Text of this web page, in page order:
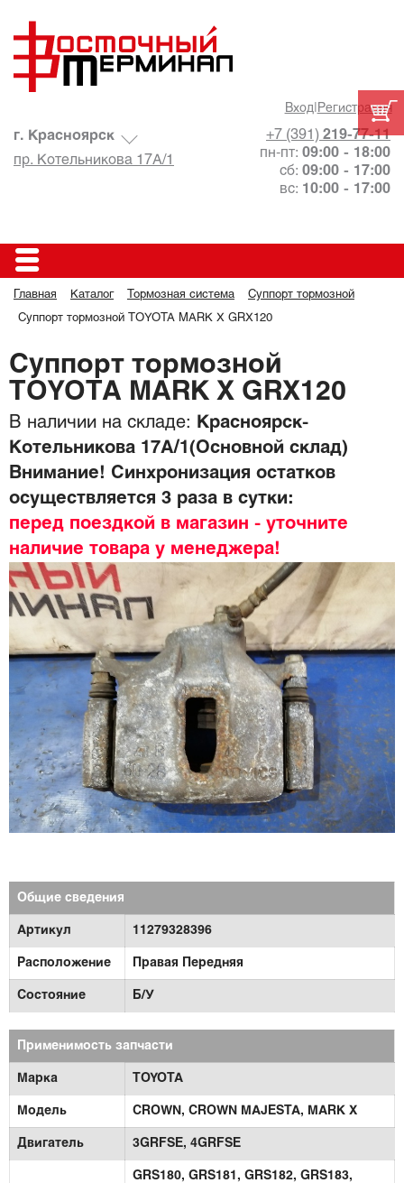
Вход| Регистрация
+7 (391) 219-77-11
пн-пт: 09:00 - 18:00
сб: 09:00 - 17:00
вс: 10:00 - 17:00
г. Красноярск
пр. Котельникова 17А/1
Главная Каталог Тормозная система Суппорт тормозной
Суппорт тормозной TOYOTA MARK X GRX120
Суппорт тормозной
TOYOTA MARK X GRX120
В наличии на складе:
Красноярск-
Котельникова 17А/1(Основной склад)
Внимание! Синхронизация остатков
осуществляется 3 раза в сутки:
перед поездкой в магазин - уточните
наличие товара у менеджера!
Общие сведения
Артикул 11279328396
Расположение Правая Передняя
Состояние Б/У
Применимость запчасти
Марка TOYOTA
Модель CROWN, CROWN MAJESTA, MARK X
Двигатель 3GRFSE, 4GRFSE
GRS180, GRS181, GRS182, GRS183,